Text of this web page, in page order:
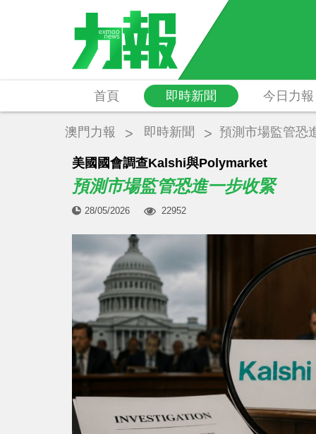
首頁 即時新聞 今日力報
澳門力報 即時新聞 預測市場監管恐
美國國會調查Kalshi與Polymarket
預測市場監管恐進一步收緊
28/05/2026 22952